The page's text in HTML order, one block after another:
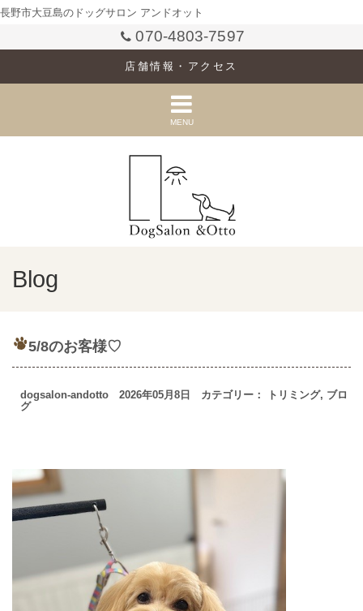
長野市大豆島のドッグサロン アンドオット
070-4803-7597
店舗情報・アクセス
MENU
Blog
5/8のお客様♡
dogsalon-andotto 2026年05月8日 カテゴリー： トリミング, ブロ
グ